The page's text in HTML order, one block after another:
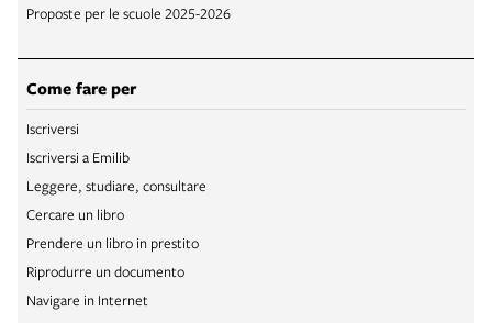
Proposte per le scuole 2025-2026
Come fare per
Iscriversi
Iscriversi a Emilib
Leggere, studiare, consultare
Cercare un libro
Prendere un libro in prestito
Riprodurre un documento
Navigare in Internet